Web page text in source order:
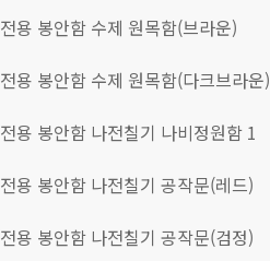
전용 봉안함 수제 원목함(브라운)
전용 봉안함 수제 원목함(다크브라운)
전용 봉안함 나전칠기 나비정원함 1
전용 봉안함 나전칠기 공작문(레드)
전용 봉안함 나전칠기 공작문(검정)